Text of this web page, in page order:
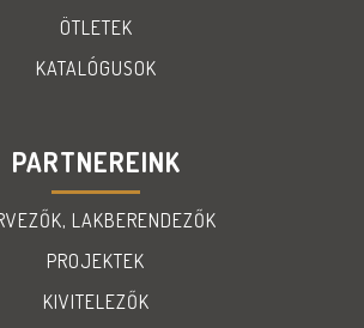
ÖTLETEK
KATALÓGUSOK
PARTNEREINK
LAKBERENDEZŐK
PROJEKTEK
KIVITELEZŐK